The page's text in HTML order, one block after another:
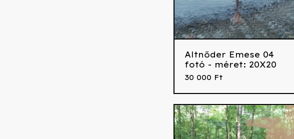
Altnőder Emese 04
fotó - méret: 20X20
30 000 Ft